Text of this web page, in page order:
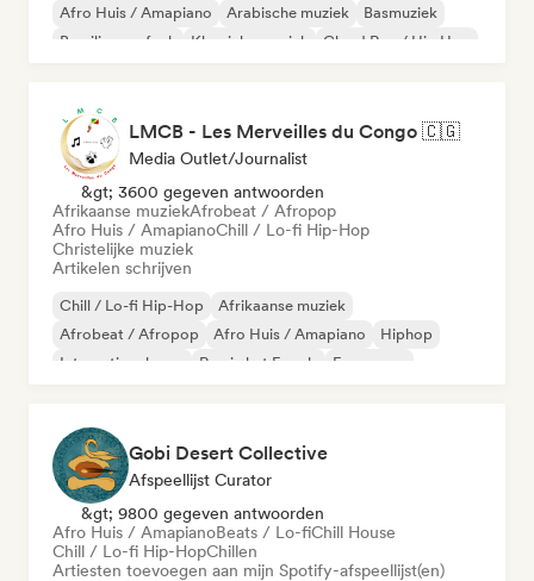
Afro Huis / Amapiano
Arabische muziek
Basmuziek
Braziliaanse funk
Klassieke muziek Cloud Rap / Hip Hop
LMCB - Les Merveilles du Congo 🇨🇬
Media Outlet/Journalist
&gt; 3600 gegeven antwoorden
Afrikaanse muziekAfrobeat / Afropop
Afro Huis / AmapianoChill / Lo-fi Hip-Hop
Christelijke muziek
Artikelen schrijven
Chill / Lo-fi Hip-Hop
Afrikaanse muziek
Afrobeat / Afropop
Afro Huis / Amapiano
Hiphop
Internationale rap
Rap in het Engels Franse rap
Gobi Desert Collective
Afspeellijst Curator
&gt; 9800 gegeven antwoorden
Afro Huis / AmapianoBeats / Lo-fiChill House
Chill / Lo-fi Hip-HopChillen
Artiesten toevoegen aan mijn Spotify-afspeellijst(en)